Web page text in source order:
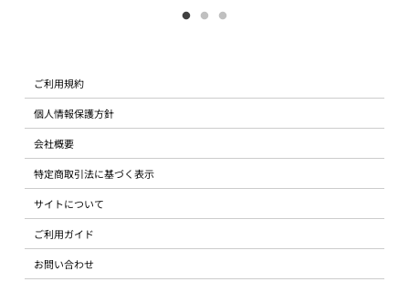
ご利用規約
個人情報保護方針
会社概要
特定商取引法に基づく表示
サイトについて
ご利用ガイド
お問い合わせ